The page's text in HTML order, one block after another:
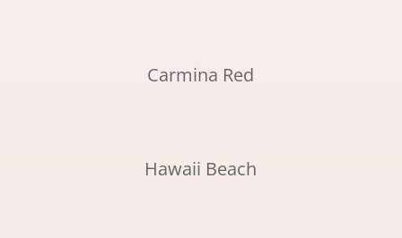
Carmina Red
Hawaii Beach